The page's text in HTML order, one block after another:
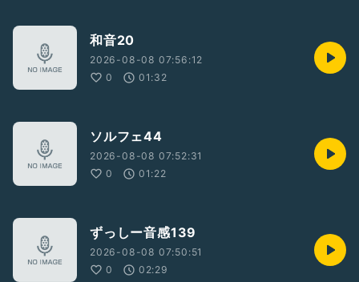
和音20
2026-08-08 07:56:12
0
01:32
ソルフェ44
2026-08-08 07:52:31
0
01:22
ずっしー音感139
2026-08-08 07:50:51
0
02:29